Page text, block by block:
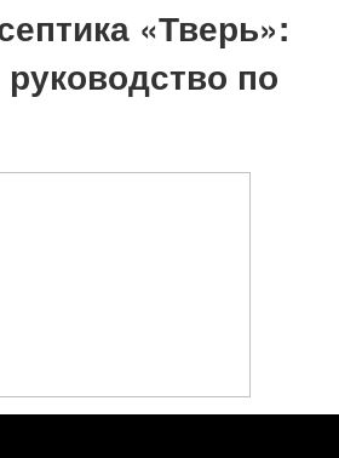
«Тверь»:
по